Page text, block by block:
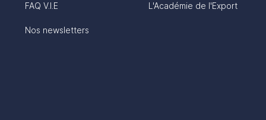
FAQ V.I.E
Nos newsletters
L'Académie de l'Export